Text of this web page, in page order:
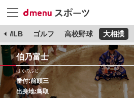
MLB ゴルフ 高校野球 大相撲
伯乃富士
はくのふじ
番付:前頭三
出身地:鳥取